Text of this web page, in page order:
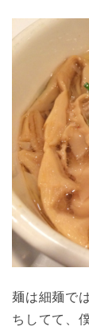
麺は細麺で
ちしてて、